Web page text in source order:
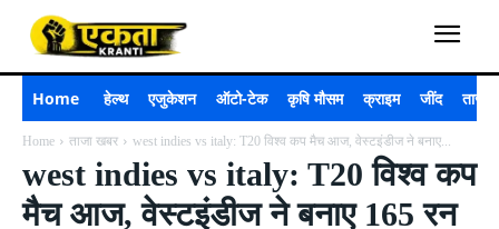
Home हेल्थ एजुकेशन ऑटो-टेक कृषि मौसम क्राइम जींद ताजा
Home ताजा खबर west indies vs italy: T20 विश्व कप मैच आज, वेस्टइंडीज ने बनाए...
west indies vs italy: T20 विश्व कप
मैच आज, वेस्टइंडीज ने बनाए 165 रन